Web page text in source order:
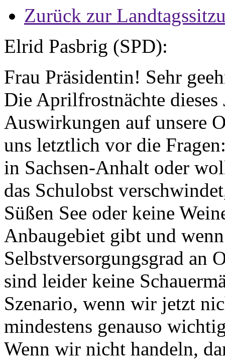
Zurück zur
Elrid Pasbrig (SPD):
Frau Präsidentin! Sehr
Die Aprilfrostnächte dieses
Auswirkungen auf unsere
uns letztlich vor die
in Sachsen-Anhalt oder
das Schulobst
Süßen See oder keine
Anbaugebiet gibt und
Selbstversorgungsgrad an
sind leider keine
Szenario, wenn wir jetzt
mindestens genauso
Wenn wir nicht handeln,